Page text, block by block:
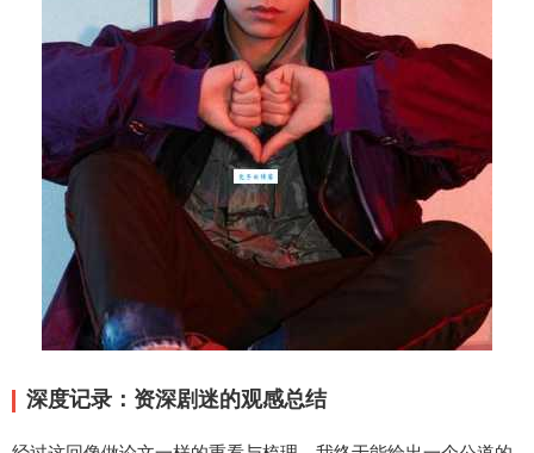
深度记录：资深剧迷的观感总结